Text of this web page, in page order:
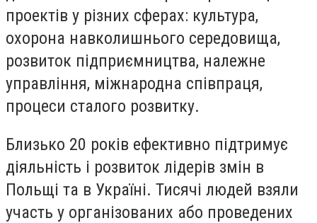
проектів у різних сферах: культура,
охорона навколишнього середовища,
розвиток підприємництва, належне
управління, міжнародна співпраця,
процеси сталого розвитку.
Близько 20 років ефективно підтримує
діяльність і розвиток лідерів змін в
Польщі та в Україні. Тисячі людей взяли
участь у організованих або проведених